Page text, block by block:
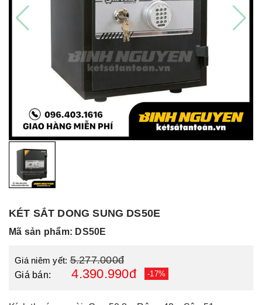
KÉT SẮT DONG SUNG DS50E
Mã sản phẩm: DS50E
Giá niêm yết:5.277.000đ
Giá bán: 4.390.990đ -17%